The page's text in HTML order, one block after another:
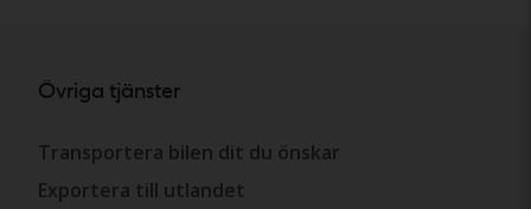
Övriga tjänster
Transportera bilen dit du önskar
Exportera till utlandet